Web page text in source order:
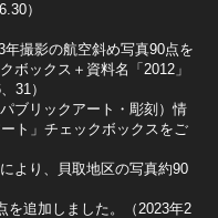
）
年撮影の航空斜め写真90点を
ボックス＋資料名「2012」
31）
ブリックアート・彫刻）情
ト」チェックボックスをご
より、貝取地区の写真約90
を追加しました。（2023年2